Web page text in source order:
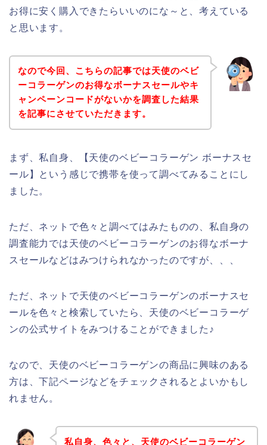
お得に安く購入できたらいいのにな～と、考えている
と思います。
なので今回、こちらの記事では天使のベビ
ーコラーゲンのお得なボーナスセールやキ
ャンペーンコードがないかを調査した結果
を記事にさせていただきます。
まず、私自身、【天使のベビーコラーゲン ボーナスセ
ール】という感じで携帯を使って調べてみることにし
ました。
ただ、ネットで色々と調べてはみたものの、私自身の
調査能力では天使のベビーコラーゲンのお得なボーナ
スセールなどはみつけられなかったのですが、、、
ただ、ネットで天使のベビーコラーゲンのボーナスセ
ールを色々と検索していたら、天使のベビーコラーゲ
ンの公式サイトをみつけることができました♪
なので、天使のベビーコラーゲンの商品に興味のある
方は、下記ページなどをチェックされるとよいかもし
れません。
私自身、色々と、天使のベビーコラーゲン